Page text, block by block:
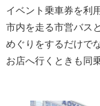
イベント乗車券を利
市内を走る市営バス
めぐりをするだけで
お店へ行くときも同